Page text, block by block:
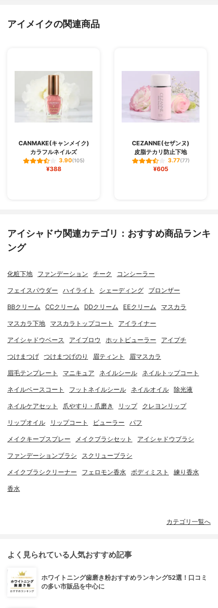
アイメイクの関連商品
CANMAKE(キャンメイク)
カラフルネイルズ
3.90(105)
¥388
CEZANNE(セザンヌ)
皮脂テカリ防止下地
3.77(77)
¥605
アイシャドウ関連カテゴリ：おすすめ商品ランキ
ング
化粧下地 ファンデーション チーク コンシーラー
フェイスパウダー ハイライト シェーディング ブロンザー
BBクリーム CCクリーム DDクリーム EEクリーム マスカラ
マスカラ下地 マスカラトップコート アイライナー
アイシャドウベース アイブロウ ホットビューラー アイプチ
つけまつげ つけまつげのり 眉ティント 眉マスカラ
眉毛テンプレート マニキュア ネイルシール ネイルトップコート
ネイルベースコート フットネイルシール ネイルオイル 除光液
ネイルケアセット 爪やすり・爪磨き リップ クレヨンリップ
リップオイル リップコート ビューラー パフ
メイクキープスプレー メイクブラシセット アイシャドウブラシ
ファンデーションブラシ スクリューブラシ
メイクブラシクリーナー フェロモン香水 ボディミスト 練り香水
香水
カテゴリ一覧へ
よく見られている人気おすすめ記事
ホワイトニング歯磨き粉おすすめランキング52選！口コミ
の多い市販品を中心に